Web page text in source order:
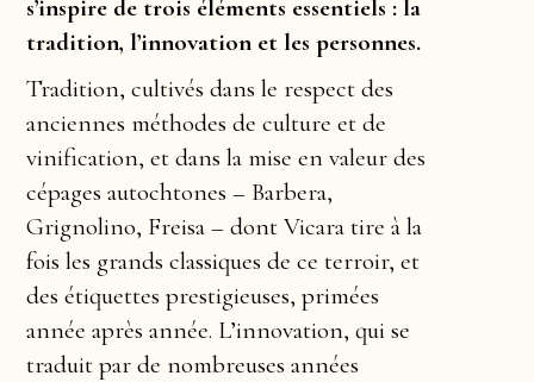
s’inspire de trois éléments essentiels : la
tradition, l’innovation et les personnes.
Tradition, cultivés dans le respect des
anciennes méthodes de culture et de
vinification, et dans la mise en valeur des
cépages autochtones – Barbera,
Grignolino, Freisa – dont Vicara tire à la
fois les grands classiques de ce terroir, et
des étiquettes prestigieuses, primées
année après année. L’innovation, qui se
traduit par de nombreuses années